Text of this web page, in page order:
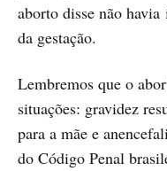
aborto disse não
da gestação.
Lembremos que o
situações: gravidez
para a mãe e
do Código Penal